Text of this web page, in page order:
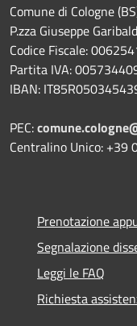
Comune di Cologne
P.zza Giuseppe
Codice Fiscale:
Partita IVA:
IBAN:
PEC:
Centralino Unico: +39
Prenotazione
Segnalazione
Leggi le FAQ
Richiesta